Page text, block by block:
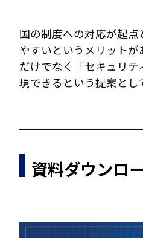
国の制度への対応が起
やすいというメリットが
だけでなく「セキュリ
現できるという提案とし
資料ダウンロ